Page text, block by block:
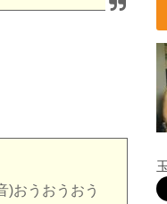
)おうおうおう